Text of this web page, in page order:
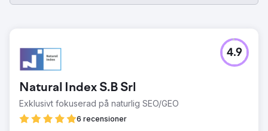
Natural Index S.B Srl
Exklusivt fokuserad på naturlig SEO/GEO
6 recensioner
4.9